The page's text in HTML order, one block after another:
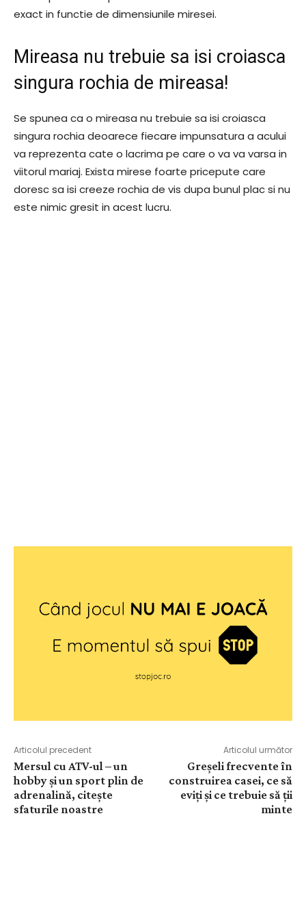
exact in functie de dimensiunile miresei.
Mireasa nu trebuie sa isi croiasca
singura rochia de mireasa!
Se spunea ca o mireasa nu trebuie sa isi croiasca
singura rochia deoarece fiecare impunsatura a acului
va reprezenta cate o lacrima pe care o va va varsa in
viitorul mariaj. Exista mirese foarte pricepute care
doresc sa isi creeze rochia de vis dupa bunul plac si nu
este nimic gresit in acest lucru.
Articolul precedent
Mersul cu ATV-ul – un
hobby și un sport plin de
adrenalină, citește
sfaturile noastre
Articolul următor
Greșeli frecvente în
construirea casei, ce să
eviți și ce trebuie să ții
minte